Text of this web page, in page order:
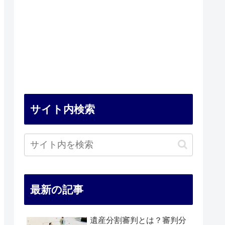
サイト内検索
最新の記事
遺産分割審判とは？審判分